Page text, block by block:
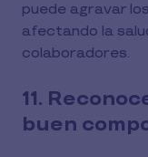
puede agravar
afectando la
colaboradores.
11.
buen